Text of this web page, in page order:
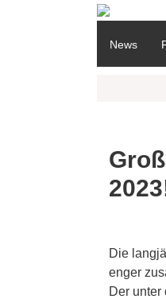
News
Die
enger
Der